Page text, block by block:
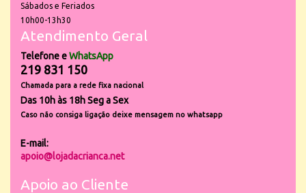
Sábados e Feriados
10h00-13h30
Atendimento Geral
Telefone eWhatsApp
219 831 150
Chamada para a rede fixa nacional
Das 10h às 18h Seg a Sex
Caso não consiga ligação deixe mensagem no whatsapp
E-mail:
apoio@lojadacrianca.net
Apoio ao Cliente